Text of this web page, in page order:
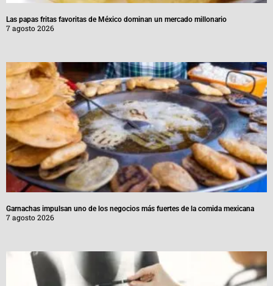
Las papas fritas favoritas de México dominan un mercado millonario
7 agosto 2026
Garnachas impulsan uno de los negocios más fuertes de la comida mexicana
7 agosto 2026